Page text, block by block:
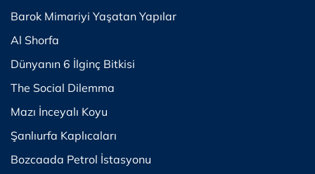
Barok Mimariyi Yaşatan Yapılar
Al Shorfa
Dünyanın 6 İlginç Bitkisi
The Social Dilemma
Mazı İnceyalı Koyu
Şanlıurfa Kaplıcaları
Bozcaada Petrol İstasyonu